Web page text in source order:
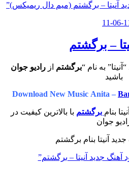
آنیتا – برگشتم (میم دال ریمیکس)”
– برگشتم
به نام “برگشتم از رادیو جوان
باشید
Download New Music Anita –
بنام برگشتم با بالاترین کیفیت در
جوان
آهنگ جدید آنیتا – برگشتم”